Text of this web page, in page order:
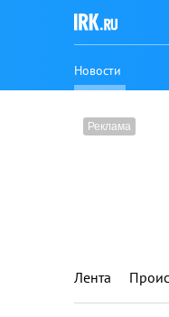
Новости
Лента